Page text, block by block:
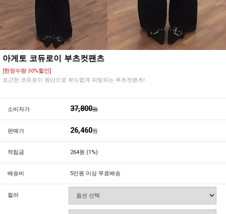
아게토 코듀로이 부츠컷팬츠
[한정수량 30%할인]
포근한 코듀로이 원단으로 부드럽게 피팅되는 부츠컷팬츠!
소비자가 37,800원
판매가 26,460원
적립금 264원 (1%)
배송비 5만원 이상 무료배송
컬러